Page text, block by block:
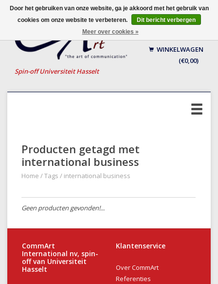
Spin-off Universiteit Hasselt
English
Français
WINKELWAGEN
(€0,00)
Producten getagd met
international business
Home /Tags / international business
Geen producten gevonden!...
CommArt
International nv, spin-
off van Universiteit
Hasselt
Klantenservice
Over CommArt
Referenties
Door het gebruiken van onze website, ga je akkoord met het gebruik van
cookies om onze website te verbeteren.
Dit bericht verbergen
Meer over cookies »